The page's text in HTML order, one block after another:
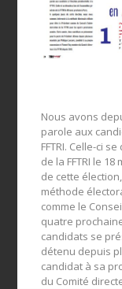
Nous avons
parole aux
FFTRI. Celle-ci
de la FFTRI le
de cette
méthode
comme le
quatre
candidats se
détenu depuis
candidat à sa
du Comité